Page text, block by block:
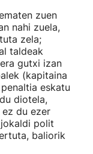
zuen
nahi zuela,
zela;
taldeak
gutxi izan
(kapitaina
eskatu
diotela,
ez du ezer
jokaldi polit
baliorik